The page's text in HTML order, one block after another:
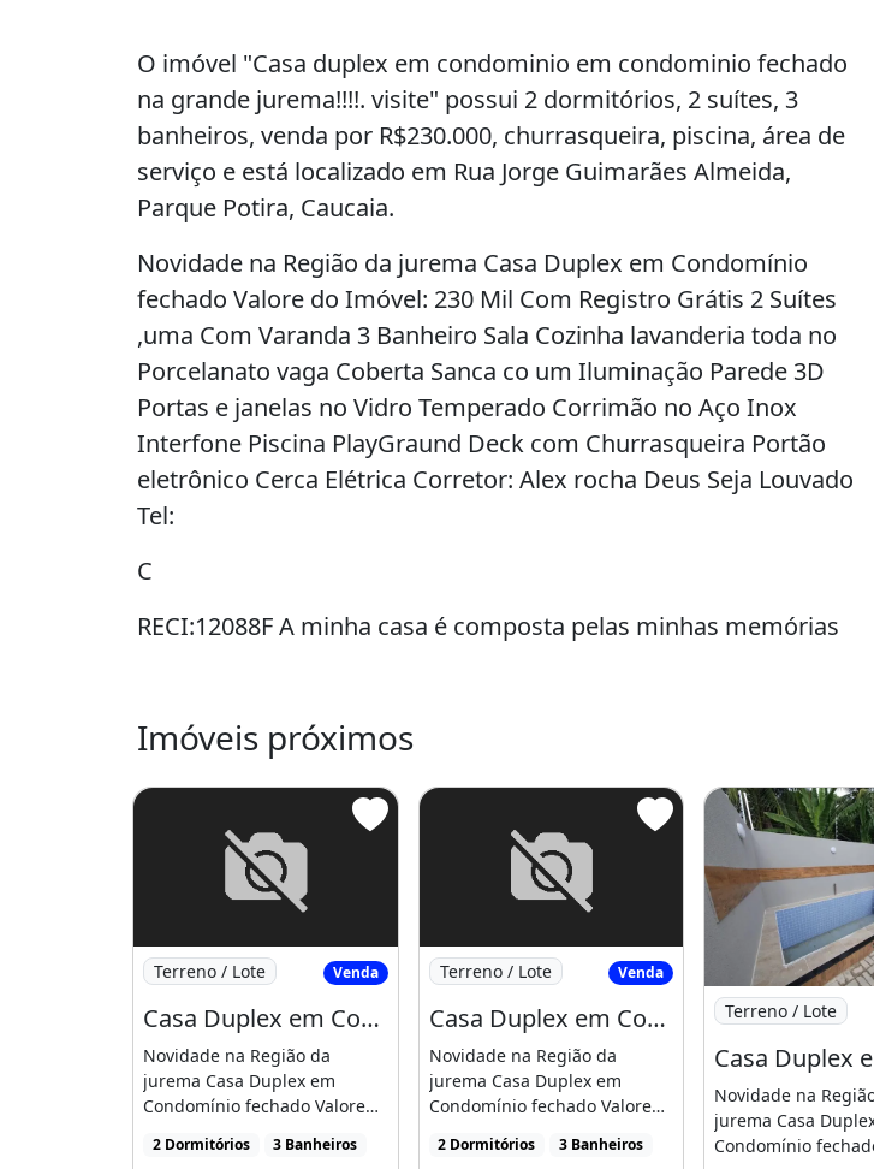
O imóvel "Casa duplex em condominio em condominio fechado
na grande jurema!!!!. visite" possui 2 dormitórios, 2 suítes, 3
banheiros, venda por R$230.000, churrasqueira, piscina, área de
serviço e está localizado em Rua Jorge Guimarães Almeida,
Parque Potira, Caucaia.
Novidade na Região da jurema Casa Duplex em Condomínio
fechado Valore do Imóvel: 230 Mil Com Registro Grátis 2 Suítes
,uma Com Varanda 3 Banheiro Sala Cozinha lavanderia toda no
Porcelanato vaga Coberta Sanca co um Iluminação Parede 3D
Portas e janelas no Vidro Temperado Corrimão no Aço Inox
Interfone Piscina PlayGraund Deck com Churrasqueira Portão
eletrônico Cerca Elétrica Corretor: Alex rocha Deus Seja Louvado
Tel:
C
RECI:12088F A minha casa é composta pelas minhas memórias
Imóveis próximos
Imagem: Casa Duplex em Condominio em Condominio
Terreno / Lote Venda
Casa Duplex em Condominio em Condominio Fechado na Grande Jurema!!!!. Neste Momento
Novidade na Região da
jurema Casa Duplex em
Condomínio fechado Valore
Registro [...]
2 Dormitórios 3 Banheiros
Imagem: Casa Duplex em Condominio em
Terreno / Lote Venda
Casa Duplex em Condominio em Condominio Fechado na Grande Jurema!!!!. No Momento Presente
Novidade na Região da
jurema Casa Duplex em
Condomínio fechado Valore
Registro [...]
2 Dormitórios 3 Banheiros
Imagem: Casa
Terreno / Lote
Novidade na
jurema Casa
Condomínio